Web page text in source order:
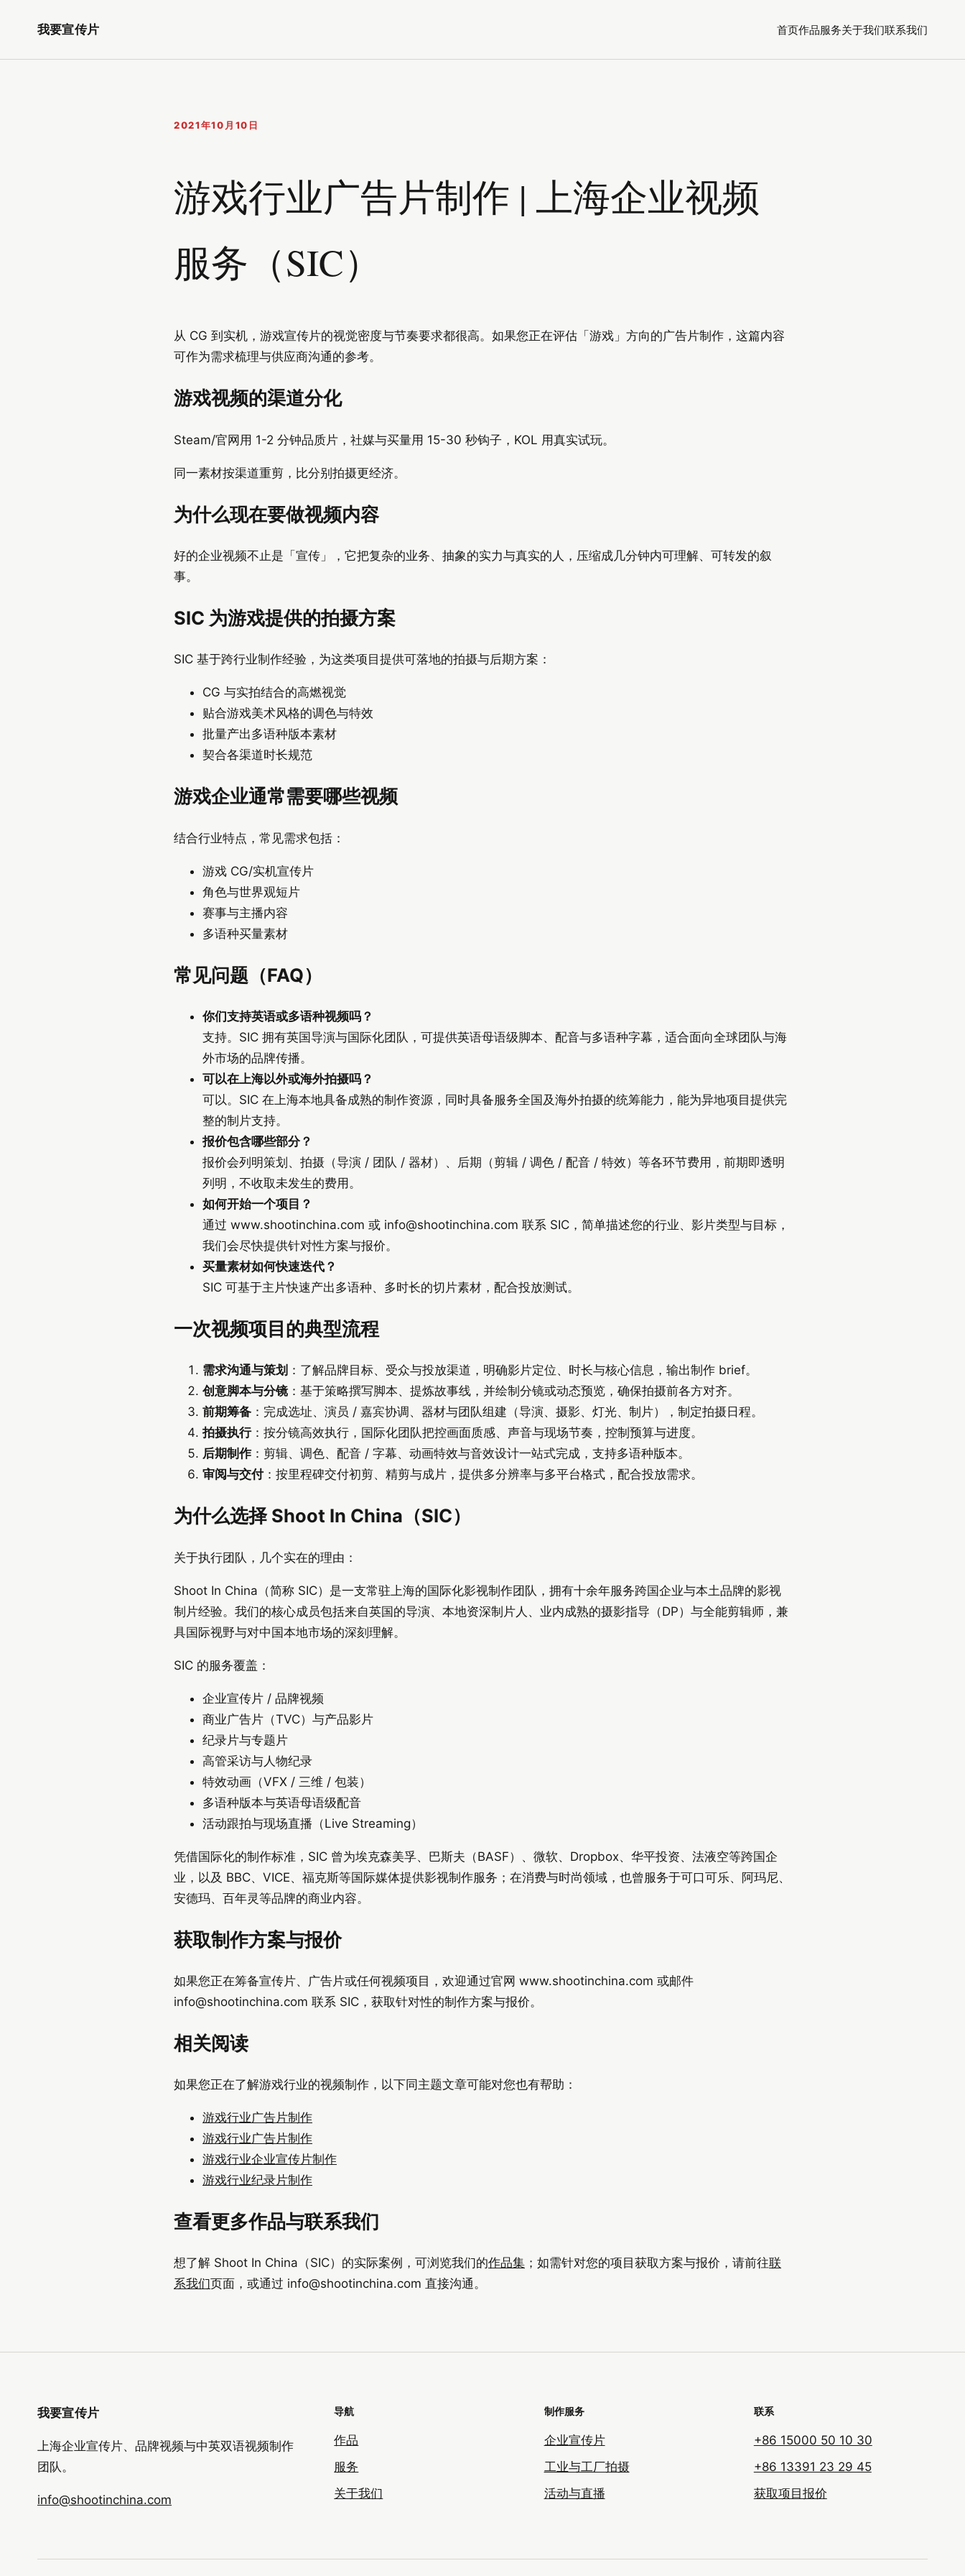
我要宣传片 首页作品服务关于我们联系我们
2021年10月10日
游戏行业广告片制作 | 上海企业视频
服务（SIC）
从 CG 到实机，游戏宣传片的视觉密度与节奏要求都很高。如果您正在评估「游戏」方向的广告片制作，这篇内容
可作为需求梳理与供应商沟通的参考。
游戏视频的渠道分化
Steam/官网用 1-2 分钟品质片，社媒与买量用 15-30 秒钩子，KOL 用真实试玩。
同一素材按渠道重剪，比分别拍摄更经济。
为什么现在要做视频内容
好的企业视频不止是「宣传」，它把复杂的业务、抽象的实力与真实的人，压缩成几分钟内可理解、可转发的叙
事。
SIC 为游戏提供的拍摄方案
SIC 基于跨行业制作经验，为这类项目提供可落地的拍摄与后期方案：
CG 与实拍结合的高燃视觉
贴合游戏美术风格的调色与特效
批量产出多语种版本素材
契合各渠道时长规范
游戏企业通常需要哪些视频
结合行业特点，常见需求包括：
游戏 CG/实机宣传片
角色与世界观短片
赛事与主播内容
多语种买量素材
常见问题（FAQ）
你们支持英语或多语种视频吗？
支持。SIC 拥有英国导演与国际化团队，可提供英语母语级脚本、配音与多语种字幕，适合面向全球团队与海
外市场的品牌传播。
可以在上海以外或海外拍摄吗？
可以。SIC 在上海本地具备成熟的制作资源，同时具备服务全国及海外拍摄的统筹能力，能为异地项目提供完
整的制片支持。
报价包含哪些部分？
报价会列明策划、拍摄（导演 / 团队 / 器材）、后期（剪辑 / 调色 / 配音 / 特效）等各环节费用，前期即透明
列明，不收取未发生的费用。
如何开始一个项目？
通过 www.shootinchina.com 或 info@shootinchina.com 联系 SIC，简单描述您的行业、影片类型与目标，
我们会尽快提供针对性方案与报价。
买量素材如何快速迭代？
SIC 可基于主片快速产出多语种、多时长的切片素材，配合投放测试。
一次视频项目的典型流程
需求沟通与策划 ：了解品牌目标、受众与投放渠道，明确影片定位、时长与核心信息，输出制作 brief。
创意脚本与分镜：基于策略撰写脚本、提炼故事线，并绘制分镜或动态预览，确保拍摄前各方对齐。
前期筹备 ：完成选址、演员 / 嘉宾协调、器材与团队组建（导演、摄影、灯光、制片），制定拍摄日程。
拍摄执行：按分镜高效执行，国际化团队把控画面质感、声音与现场节奏，控制预算与进度。
后期制作：剪辑、调色、配音 / 字幕、动画特效与音效设计一站式完成，支持多语种版本。
审阅与交付：按里程碑交付初剪、精剪与成片，提供多分辨率与多平台格式，配合投放需求。
为什么选择 Shoot In China（SIC）
关于执行团队，几个实在的理由：
Shoot In China（简称 SIC）是一支常驻上海的国际化影视制作团队，拥有十余年服务跨国企业与本土品牌的影视
制片经验。我们的核心成员包括来自英国的导演、本地资深制片人、业内成熟的摄影指导（DP）与全能剪辑师，兼
具国际视野与对中国本地市场的深刻理解。
SIC 的服务覆盖：
企业宣传片 / 品牌视频
商业广告片（TVC）与产品影片
纪录片与专题片
高管采访与人物纪录
特效动画（VFX / 三维 / 包装）
多语种版本与英语母语级配音
活动跟拍与现场直播（Live Streaming）
凭借国际化的制作标准，SIC 曾为埃克森美孚、巴斯夫（BASF）、微软、Dropbox、华平投资、法液空等跨国企
业，以及 BBC、VICE、福克斯等国际媒体提供影视制作服务；在消费与时尚领域，也曾服务于可口可乐、阿玛尼、
安德玛、百年灵等品牌的商业内容。
获取制作方案与报价
如果您正在筹备宣传片、广告片或任何视频项目，欢迎通过官网 www.shootinchina.com 或邮件
info@shootinchina.com 联系 SIC，获取针对性的制作方案与报价。
相关阅读
如果您正在了解游戏行业的视频制作，以下同主题文章可能对您也有帮助：
游戏行业广告片制作
游戏行业广告片制作
游戏行业企业宣传片制作
游戏行业纪录片制作
查看更多作品与联系我们
想了解 Shoot In China（SIC）的实际案例，可浏览我们的作品集 ；如需针对您的项目获取方案与报价，请前往联
系我们页面，或通过 info@shootinchina.com 直接沟通。
我要宣传片
上海企业宣传片、品牌视频与中英双语视频制作
团队。
info@shootinchina.com
导航
作品
服务
关于我们
制作服务
企业宣传片
工业与工厂拍摄
活动与直播
联系
+86 15000 50 10 30
+86 13391 23 29 45
获取项目报价